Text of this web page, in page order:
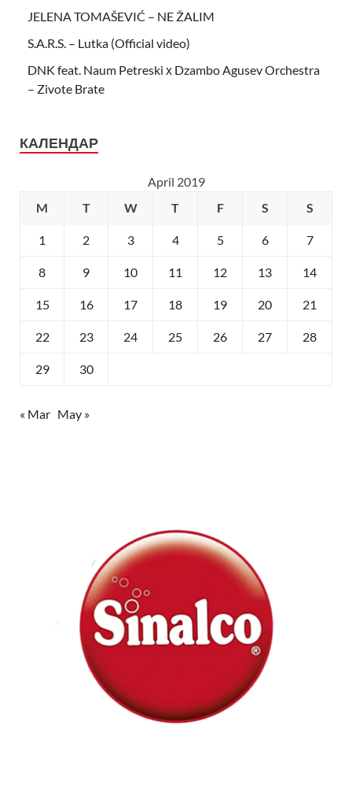
JELENA TOMAŠEVIĆ – NE ŽALIM
S.A.R.S. – Lutka (Official video)
DNK feat. Naum Petreski х Dzambo Agusev Orchestra
– Zivote Brate
КАЛЕНДАР
April 2019
M
T W T F S S
1 2 3 4 5 6 7
8 9 10 11 12 13 14
15 16 17 18 19 20 21
22 23 24 25 26 27 28
29 30
« Mar May »